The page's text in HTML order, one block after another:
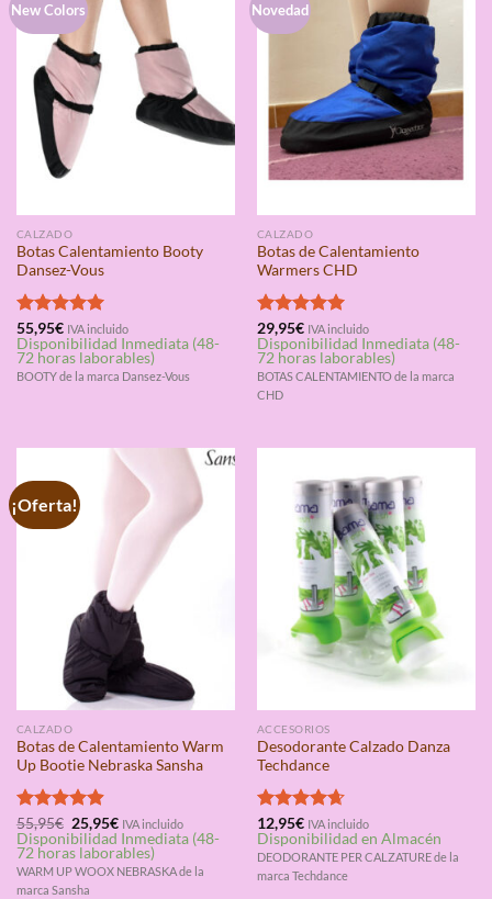
New Colors
CALZADO
Botas Calentamiento Booty
Dansez-Vous
Valorado
con5.00
de 5
55,95€ IVA incluido
Disponibilidad Inmediata (48-
72 horas laborables)
BOOTY de la marca Dansez-Vous
Novedad
CALZADO
Botas de Calentamiento
Warmers CHD
Valorado
con4.94
de 5
29,95€ IVA incluido
Disponibilidad Inmediata (48-
72 horas laborables)
BOTAS CALENTAMIENTO de la marca
CHD
¡Oferta!
CALZADO
Botas de Calentamiento Warm
Up Bootie Nebraska Sansha
Valorado
con4.91
de 5
55,95€ El
precio
original
era:
55,95€.
25,95€El
precio
actual
es:
25,95€.
IVA incluido
Disponibilidad Inmediata (48-
72 horas laborables)
WARM UP WOOX NEBRASKA de la
marca Sansha
ACCESORIOS
Desodorante Calzado Danza
Techdance
Valorado
con4.67
de 5
12,95€ IVA incluido
Disponibilidad en Almacén
DEODORANTE PER CALZATURE de la
marca Techdance